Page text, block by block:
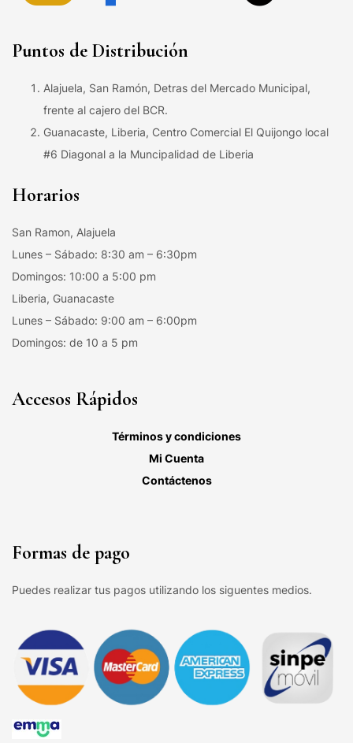
Puntos de Distribución
Alajuela, San Ramón, Detras del Mercado Municipal,
frente al cajero del BCR.
Guanacaste, Liberia, Centro Comercial El Quijongo local
#6 Diagonal a la Muncipalidad de Liberia
Horarios
San Ramon, Alajuela
Lunes – Sábado: 8:30 am – 6:30pm
Domingos: 10:00 a 5:00 pm
Liberia, Guanacaste
Lunes – Sábado: 9:00 am – 6:00pm
Domingos: de 10 a 5 pm
Accesos Rápidos
Términos y condiciones
Mi Cuenta
Contáctenos
Formas de pago
Puedes realizar tus pagos utilizando los siguentes medios.